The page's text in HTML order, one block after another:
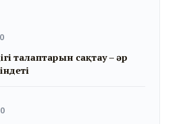
талаптарын сақтау – әр